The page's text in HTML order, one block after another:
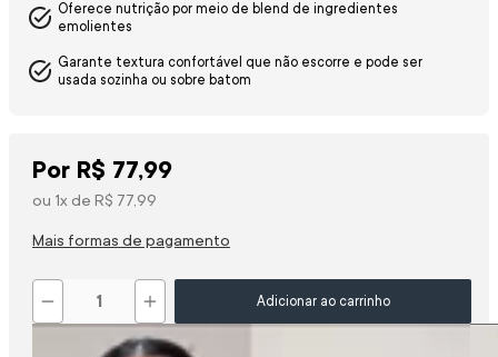
Oferece nutrição por meio de blend de ingredientes
emolientes
Garante textura confortável que não escorre e pode ser
usada sozinha ou sobre batom
Por R$ 77,99
ou 1x de R$ 77 99
Mais formas de pagamento
＋
－ Adicionar ao carrinho